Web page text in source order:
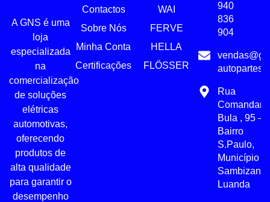
A GNS é uma
loja
especializada
na
comercialização
de soluções
elétricas
automotivas,
oferecendo
produtos de
alta qualidade
para garantir o
desempenho
Contactos
Sobre Nós
Minha Conta
Certificações
WAI
FERVE
HELLA
FLÖSSER
940
836
904
Rua
Bula , 95 –
Bairro
S.Paulo,
Município
Luanda